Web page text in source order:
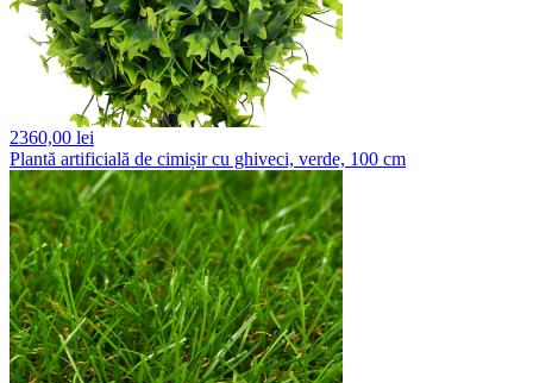
2360,00 lei
Plantă artificială de cimișir cu ghiveci, verde, 100 cm